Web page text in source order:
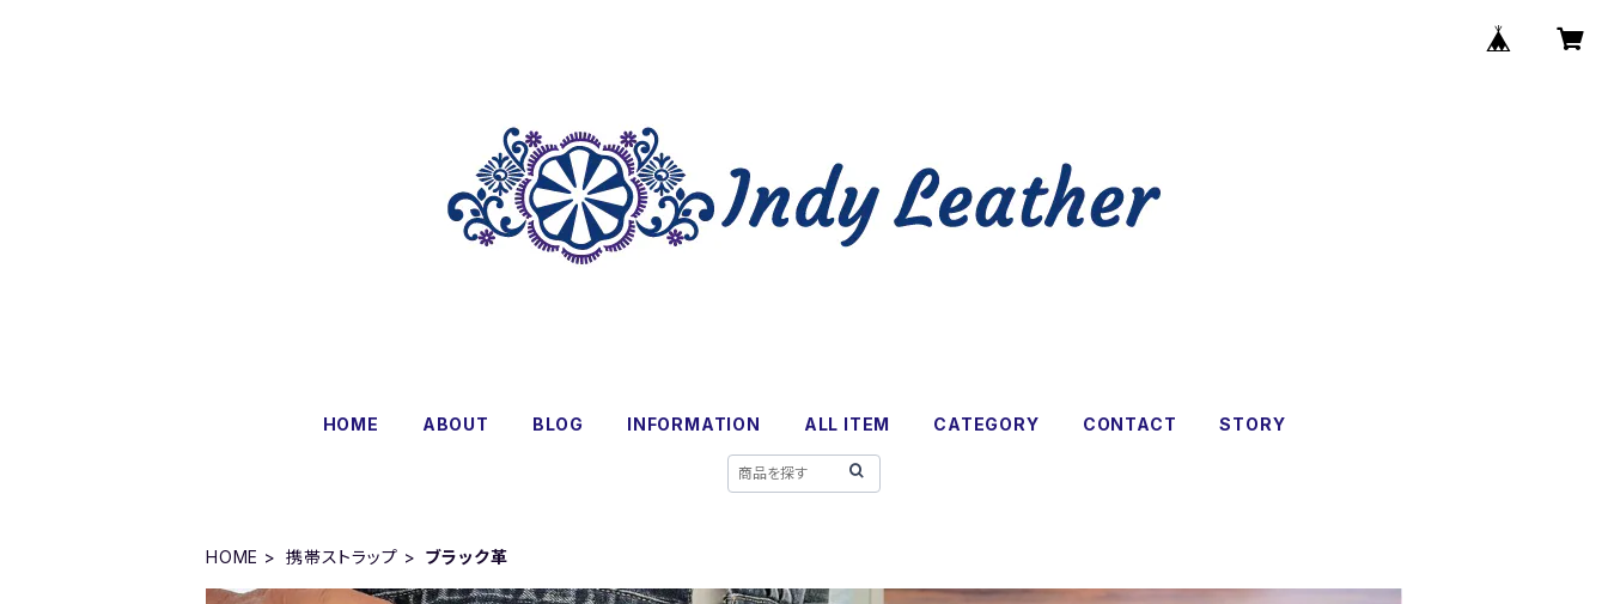
HOME ABOUT BLOG INFORMATION ALL ITEM CATEGORY CONTACT STORY
HOME 携帯ストラップ ブラック革